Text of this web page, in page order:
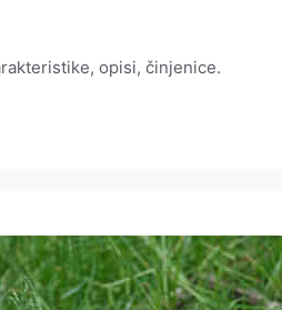
opisi, činjenice.